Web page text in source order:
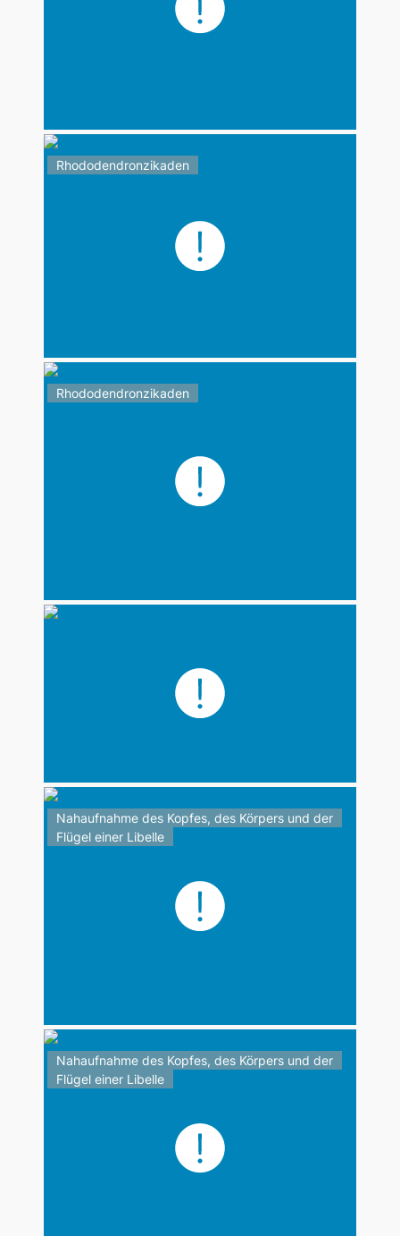
Rhododendronzikaden
Rhododendronzikaden
Nahaufnahme des Kopfes, des Körpers und der
Flügel einer Libelle
Nahaufnahme des Kopfes, des Körpers und der
Flügel einer Libelle